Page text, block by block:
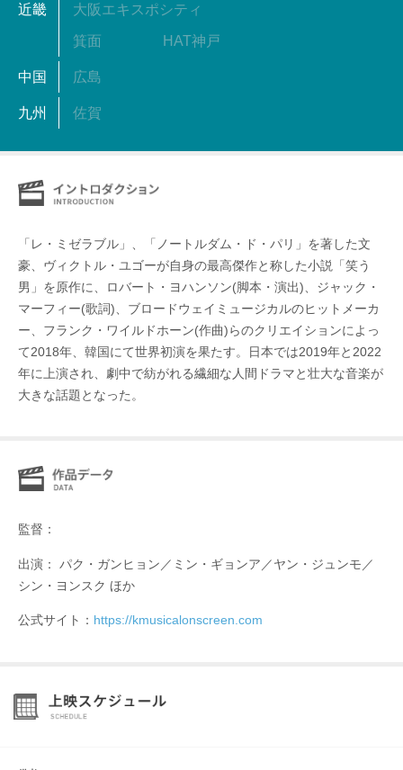
近畿 大阪エキスポシティ
箕面 HAT神戸
中国 広島
九州 佐賀
「レ・ミゼラブル」、「ノートルダム・ド・パリ」を著した文
豪、ヴィクトル・ユゴーが自身の最高傑作と称した小説「笑う
男」を原作に、ロバート・ヨハンソン(脚本・演出)、ジャック・
マーフィー(歌詞)、ブロードウェイミュージカルのヒットメーカ
ー、フランク・ワイルドホーン(作曲)らのクリエイションによっ
て2018年、韓国にて世界初演を果たす。日本では2019年と2022
年に上演され、劇中で紡がれる繊細な人間ドラマと壮大な音楽が
大きな話題となった。
監督：
出演： パク・ガンヒョン／ミン・ギョンア／ヤン・ジュンモ／
シン・ヨンスク ほか
公式サイト： https://kmusicalonscreen.com